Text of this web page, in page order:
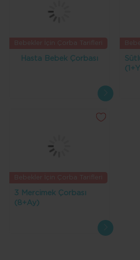
Hasta Bebek Çorbası
3 Mercimek Çorbası
(8+Ay)